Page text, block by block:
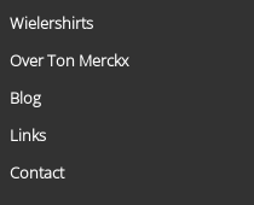
Wielershirts
Over Ton Merckx
Blog
Links
Contact